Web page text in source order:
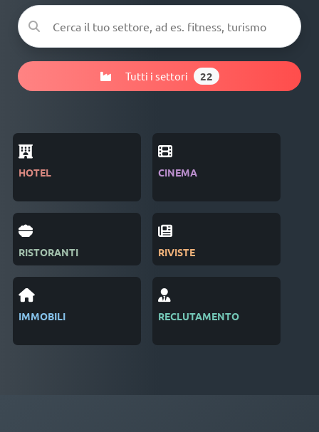
Tutti i settori 22
HOTEL
RISTORANTI
IMMOBILI
CINEMA
RIVISTE
RECLUTAMENTO